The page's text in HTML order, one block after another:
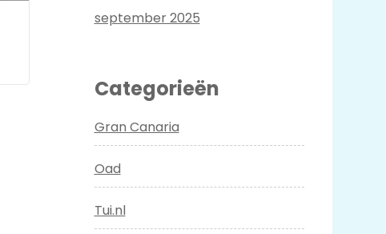
september 2025
Categorieën
Gran Canaria
Oad
Tui.nl